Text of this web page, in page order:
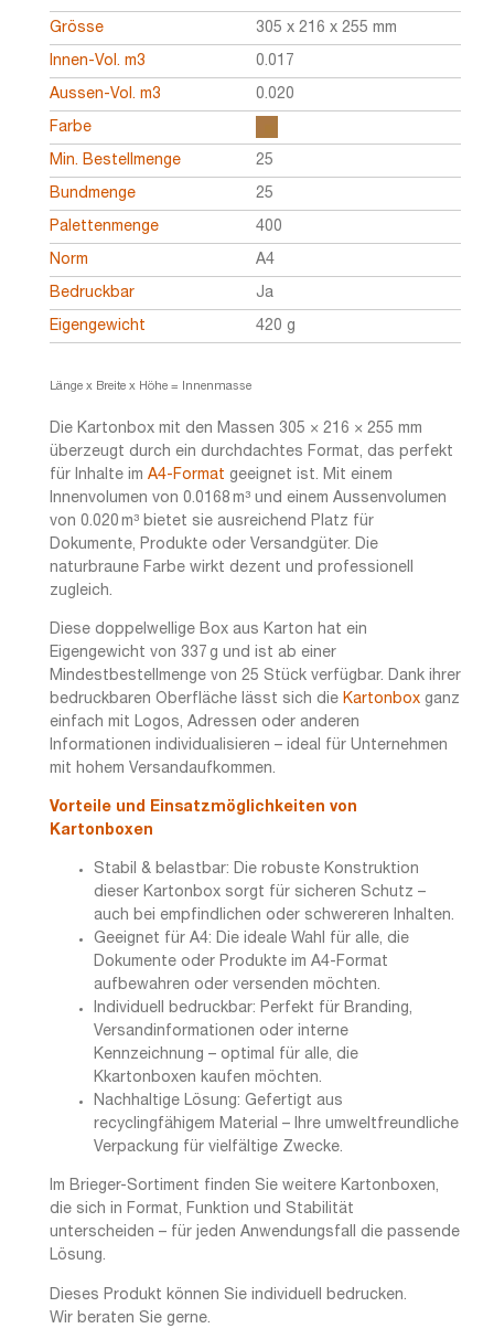
Grösse 305 x 216 x 255 mm
Innen-Vol. m3 0.017
Aussen-Vol. m3 0.020
Farbe
Min. Bestellmenge 25
Bundmenge 25
Palettenmenge 400
Norm A4
Bedruckbar Ja
Eigengewicht 420 g
Länge x Breite x Höhe = Innenmasse
Die Kartonbox mit den Massen 305 × 216 × 255 mm
überzeugt durch ein durchdachtes Format, das perfekt
für Inhalte im A4-Format geeignet ist. Mit einem
Innenvolumen von 0.0168 m³ und einem Aussenvolumen
von 0.020 m³ bietet sie ausreichend Platz für
Dokumente, Produkte oder Versandgüter. Die
naturbraune Farbe wirkt dezent und professionell
zugleich.
Diese doppelwellige Box aus Karton hat ein
Eigengewicht von 337 g und ist ab einer
Mindestbestellmenge von 25 Stück verfügbar. Dank ihrer
bedruckbaren Oberfläche lässt sich die Kartonbox ganz
einfach mit Logos, Adressen oder anderen
Informationen individualisieren – ideal für Unternehmen
mit hohem Versandaufkommen.
Vorteile und Einsatzmöglichkeiten von
Kartonboxen
Stabil & belastbar: Die robuste Konstruktion
dieser Kartonbox sorgt für sicheren Schutz –
auch bei empfindlichen oder schwereren Inhalten.
Geeignet für A4: Die ideale Wahl für alle, die
Dokumente oder Produkte im A4-Format
aufbewahren oder versenden möchten.
Individuell bedruckbar: Perfekt für Branding,
Versandinformationen oder interne
Kennzeichnung – optimal für alle, die
Kkartonboxen kaufen möchten.
Nachhaltige Lösung: Gefertigt aus
recyclingfähigem Material – Ihre umweltfreundliche
Verpackung für vielfältige Zwecke.
Im Brieger-Sortiment finden Sie weitere Kartonboxen,
die sich in Format, Funktion und Stabilität
unterscheiden – für jeden Anwendungsfall die passende
Lösung.
Dieses Produkt können Sie individuell bedrucken.
Wir beraten Sie gerne.